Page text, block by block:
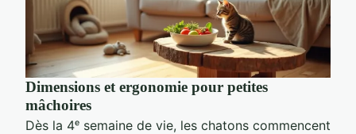
Dimensions et ergonomie pour petites
mâchoires
Dès la 4ᵉ semaine de vie, les chatons commencent